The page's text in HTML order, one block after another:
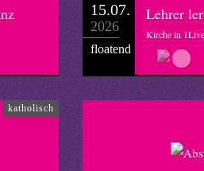
15.07.
2026
floatend
Lehrer
Kirche in
katholisch